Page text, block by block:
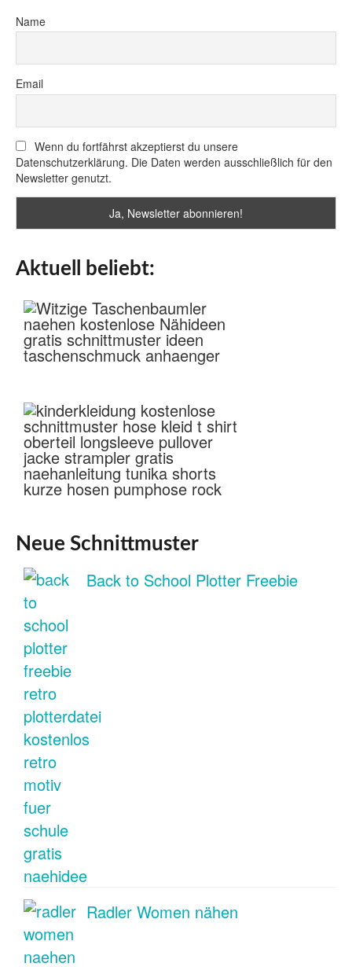
Name
Email
Wenn du fortfährst akzeptierst du unsere
Datenschutzerklärung. Die Daten werden ausschließlich für den
Newsletter genutzt.
Aktuell beliebt:
Neue Schnittmuster
Back to School Plotter Freebie
Radler Women nähen